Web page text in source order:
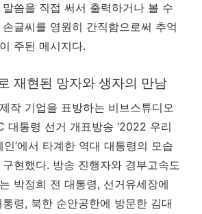
씀을 직접 써서 출력하거나 볼 수
글씨를 영원히 간직함으로써 추억
주된 메시지다.
재현된 망자와 생자의 만남
작 기업을 표방하는 비브스튜디오
대통령 선거 개표방송 ‘2022 우리
’에서 타계한 역대 대통령의 모습
현했다. 방송 진행자와 경부고속도
박정희 전 대통령, 선거유세장에
령, 북한 순안공한에 방문한 김대